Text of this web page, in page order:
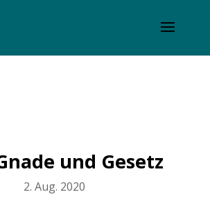
und Gesetz
2. Aug. 2020